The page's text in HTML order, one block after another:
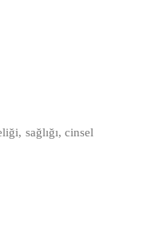
sağlığı, cinsel